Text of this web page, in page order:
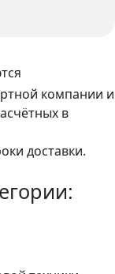
компании и
в
доставки.